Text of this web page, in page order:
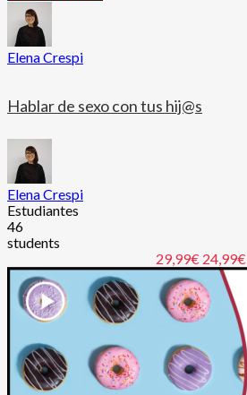
Elena Crespi
Hablar de sexo con tus hij@s
Elena Crespi
Estudiantes
46
students
29,99€24,99€